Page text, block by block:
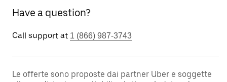
Have a question?
Call support at 1 (866) 987-3743
Le offerte sono proposte dai partner Uber e soggette